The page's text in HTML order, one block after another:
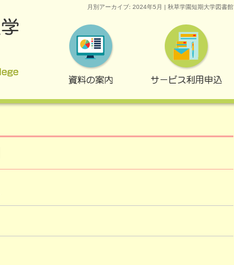
月別アーカイブ: 2024年5月 | 秋草学園短期大学図書館